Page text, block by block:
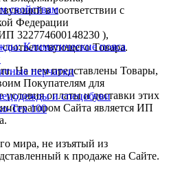
в соответствии с
Федерации
322774600148230 ),
Товара.
На нем представлены Товары,
Покупателям для
условия оплаты и доставки этих
Сайта является ИП
мира, не изъятый из
к продаже на Сайте.
свойствам
Климатические пояса
перчатки
и спецобуви
Tex 100